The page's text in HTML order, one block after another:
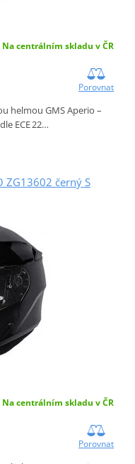
Na centrálním skladu v ČR
Porovnat
helmou GMS Aperio –
ECE 22…
ZG13602 černý S
Na centrálním skladu v ČR
Porovnat